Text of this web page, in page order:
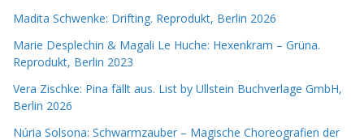
Madita Schwenke: Drifting. Reprodukt, Berlin 2026
Marie Desplechin & Magali Le Huche: Hexenkram – Grüna.
Reprodukt, Berlin 2023
Vera Zischke: Pina fällt aus. List by Ullstein Buchverlage GmbH,
Berlin 2026
Núria Solsona: Schwarmzauber – Magische Choreografien der